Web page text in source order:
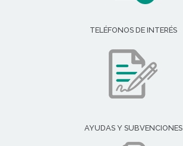
TELÉFONOS DE INTERÉS
AYUDAS Y SUBVENCIONES